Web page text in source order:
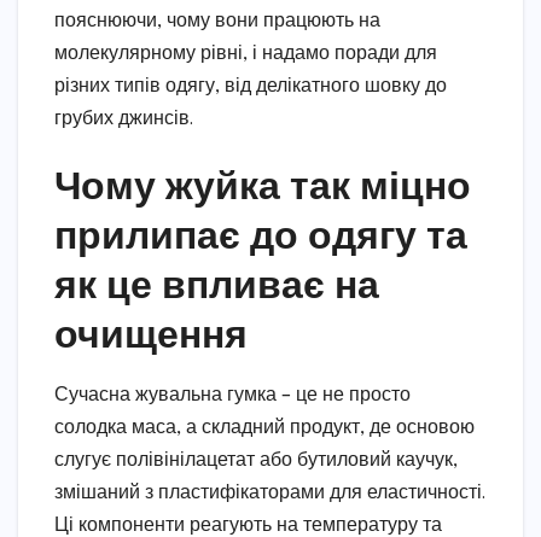
пояснюючи, чому вони працюють на
молекулярному рівні, і надамо поради для
різних типів одягу, від делікатного шовку до
грубих джинсів.
Чому жуйка так міцно
прилипає до одягу та
як це впливає на
очищення
Сучасна жувальна гумка – це не просто
солодка маса, а складний продукт, де основою
слугує полівінілацетат або бутиловий каучук,
змішаний з пластифікаторами для еластичності.
Ці компоненти реагують на температуру та